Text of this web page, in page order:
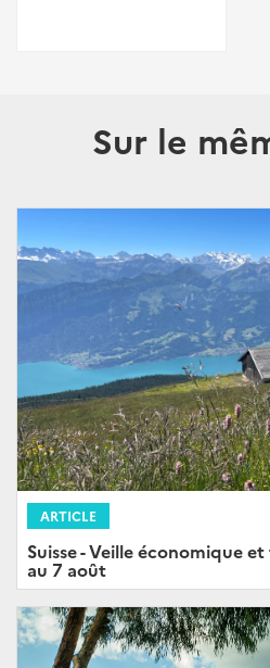
Sur le
ARTICLE
Suisse - Veille économique
au 7 août